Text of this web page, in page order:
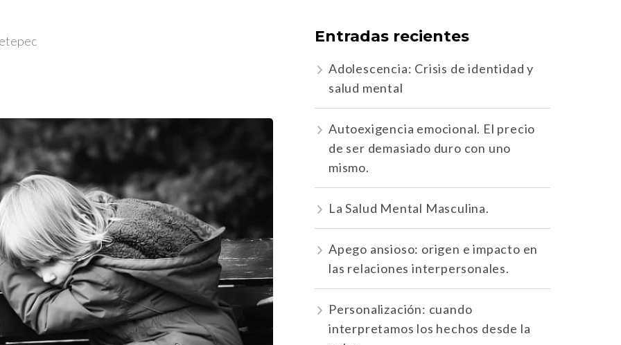
Entradas recientes
Adolescencia: Crisis de identidad y
salud mental
Autoexigencia emocional. El precio
de ser demasiado duro con uno
mismo.
La Salud Mental Masculina.
Apego ansioso: origen e impacto en
las relaciones interpersonales.
Personalización: cuando
interpretamos los hechos desde la